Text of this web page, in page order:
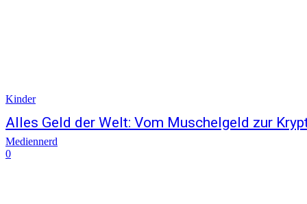
Kinder
Alles Geld der Welt: Vom Muschelgeld zur
Mediennerd
0